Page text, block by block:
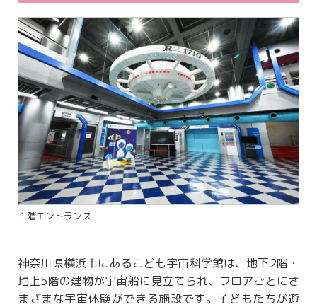
１階エントランス
神奈川県横浜市にあるこども宇宙科学館は、地下2階・
地上5階の建物が宇宙船に見立てられ、フロアごとにさ
まざまな宇宙体験ができる施設です。子どもたちが遊